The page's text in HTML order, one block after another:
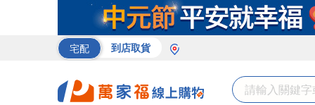
宅配 到店取貨